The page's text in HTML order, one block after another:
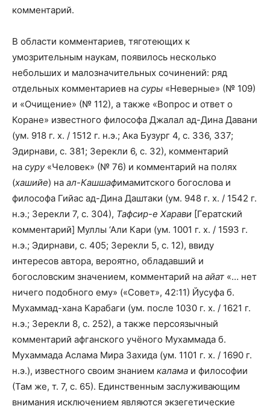
комментарий.
В области комментариев, тяготеющих к
умозрительным наукам, появилось несколько
небольших и малозначительных сочинений: ряд
отдельных комментариев на суры «Неверные» (№ 109)
и «Очищение» (№ 112), а также «Вопрос и ответ о
Коране» известного философа Джалал ад-Дина Давани
(ум. 918 г. х. / 1512 г. н.э.; Ака Бузург 4, с. 336, 337;
Эдирнави, с. 381; Зерекли 6, с. 32), комментарий
на суру«Человек» (№ 76) и комментарий на полях
(хашийе) на ал-Кашшафимамитского богослова и
философа Гийас ад-Дина Даштаки (ум. 948 г. х. / 1542 г.
н.э.; Зерекли 7, с. 304), Тафсир-е Харави [Гератский
комментарий] Муллы ‘Али Кари (ум. 1001 г. х. / 1593 г.
н.э.; Эдирнави, с. 405; Зерекли 5, с. 12), ввиду
интересов автора, вероятно, обладавший и
богословским значением, комментарий на айат «… нет
ничего подобного ему» («Совет», 42:11) Йусуфа б.
Мухаммад-хана Карабаги (ум. после 1030 г. х. / 1621 г.
н.э.; Зерекли 8, с. 252), а также персоязычный
комментарий афганского учёного Мухаммада б.
Мухаммада Аслама Мира Захида (ум. 1101 г. х. / 1690 г.
н.э.), известного своим знанием калама и философии
(Там же, т. 7, с. 65). Единственным заслуживающим
внимания исключением являются экзегетические